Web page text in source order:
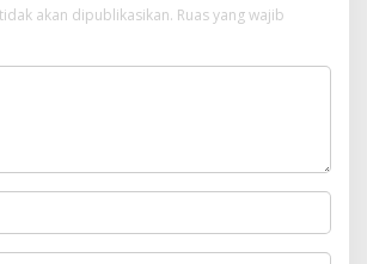
akan dipublikasikan. Ruas yang wajib